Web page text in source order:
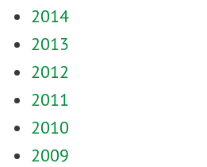
2014
2013
2012
2011
2010
2009